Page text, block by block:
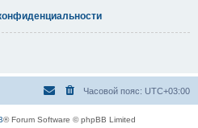
Часовой пояс: UTC+03:00
® Forum Software © phpBB Limited